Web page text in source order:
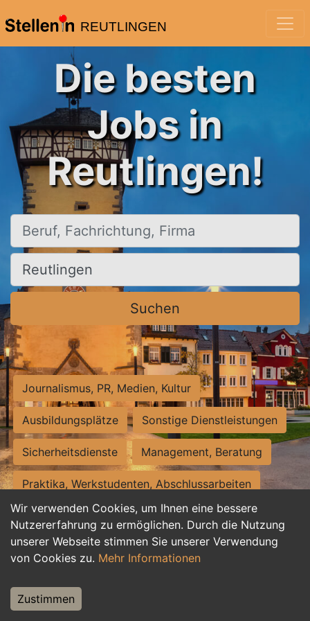
REUTLINGEN
Wir verwenden Cookies, um Ihnen eine bessere
Nutzererfahrung zu ermöglichen. Durch die Nutzung
unserer Webseite stimmen Sie unserer Verwendung
von Cookies zu. Mehr Informationen
Zustimmen
Die besten
Jobs in
Reutlingen!
Beruf, Fachrichtung, Firma
Ort, Stadt
Suchen
Journalismus, PR, Medien, Kultur
Ausbildungsplätze Sonstige Dienstleistungen
Sicherheitsdienste Management, Beratung
Praktika, Werkstudenten, Abschlussarbeiten
Personalwesen Assistenz, Sekretariat
Hilfskräfte, Aushilfs- und Nebenjobs
Weiterbildung, Studium, duale Ausbildung